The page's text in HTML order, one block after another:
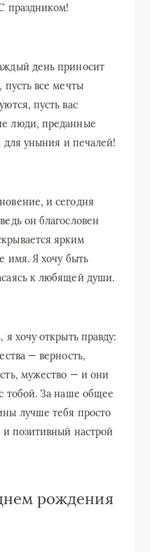
праздником!
день приносит
пусть все мечты
пусть вас
люди, преданные
для уныния и печалей!
и сегодня
он благословен
ярким
имя. Я хочу быть
к любящей души.
я хочу открыть правду:
— верность,
мужество — и они
тобой. За наше общее
лучше тебя просто
и позитивный настрой
рождения